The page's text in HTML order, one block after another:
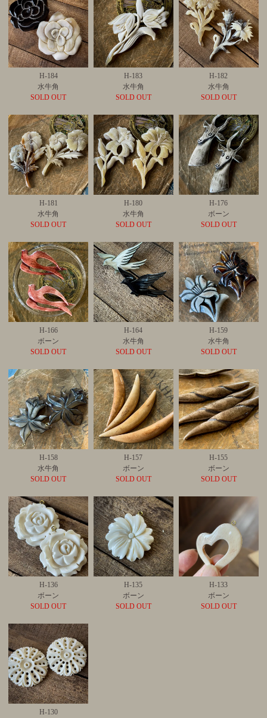
H-184
水牛角
SOLD OUT
H-183
水牛角
SOLD OUT
H-182
水牛角
SOLD OUT
H-181
水牛角
SOLD OUT
H-180
水牛角
SOLD OUT
H-176
ボーン
SOLD OUT
H-166
ボーン
SOLD OUT
H-164
水牛角
SOLD OUT
H-159
水牛角
SOLD OUT
H-158
水牛角
SOLD OUT
H-157
ボーン
SOLD OUT
H-155
ボーン
SOLD OUT
H-136
ボーン
SOLD OUT
H-135
ボーン
SOLD OUT
H-133
ボーン
SOLD OUT
H-130